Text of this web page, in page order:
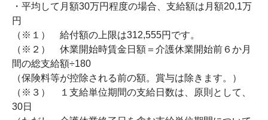
・平均して月額30万円程度の場合、支給額は月額20,1万
円
（※１） 給付額の上限は312,555円です。
（※２） 休業開始時賃金日額＝介護休業開始前６か月
間の総支給額÷180
（保険料等が控除される前の額。賞与は除きます。）
（※３） １支給単位期間の支給日数は、原則として、
30日